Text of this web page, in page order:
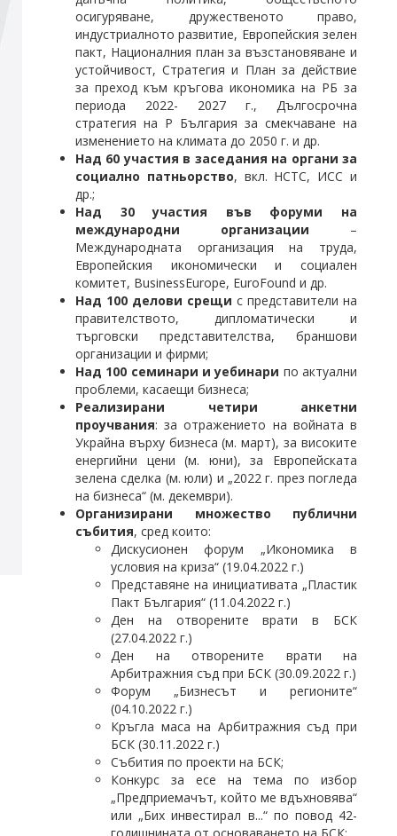
осигуряване, дружественото право,
индустриалното развитие, Европейския зелен
пакт, Националния план за възстановяване и
устойчивост, Стратегия и План за действие
за преход към кръгова икономика на РБ за
периода 2022- 2027 г., Дългосрочна
стратегия на Р България за смекчаване на
изменението на климата до 2050 г. и др.
Над 60 участия в заседания на органи за
социално патньорство, вкл. НСТС, ИСС и
др.;
Над 30 участия във форуми на
международни организации –
Международната организация на труда,
Европейския икономически и социален
комитет, BusinessEurope, EuroFound и др.
Над 100 делови срещи с представители на
правителството, дипломатически и
търговски представителства, браншови
организации и фирми;
Над 100 семинари и уебинари по актуални
проблеми, касаещи бизнеса;
Реализирани четири анкетни
проучвания: за отражението на войната в
Украйна върху бизнеса (м. март), за високите
енергийни цени (м. юни), за Европейската
зелена сделка (м. юли) и „2022 г. през погледа
на бизнеса“ (м. декември).
Организирани множество публични
събития, сред които:
Дискусионен форум „Икономика в
условия на криза“ (19.04.2022 г.)
Представяне на инициативата „Пластик
Пакт България“ (11.04.2022 г.)
Ден на отворените врати в БСК
(27.04.2022 г.)
Ден на отворените врати на
Арбитражния съд при БСК (30.09.2022 г.)
Форум „Бизнесът и регионите“
(04.10.2022 г.)
Кръгла маса на Арбитражния съд при
БСК (30.11.2022 г.)
Събития по проекти на БСК;
Конкурс за есе на тема по избор
„Предприемачът, който ме вдъхновява“
или „Бих инвестирал в...“ по повод 42-